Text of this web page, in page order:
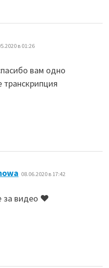
в 01:26
вам одно
транскрипция
08.06.2020 в 17:42
за видео ❤️